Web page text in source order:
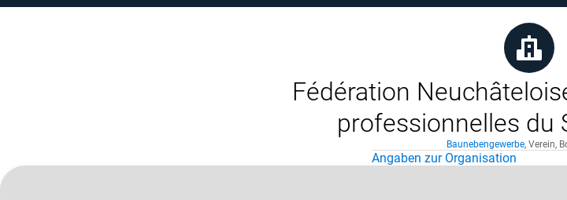
Fédération
professionnelles du
Baunebengewerbe, Verein,
Angaben zur Organisation